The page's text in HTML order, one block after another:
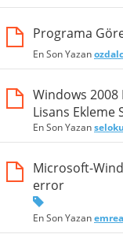
Programa
En Son Yazan
Windows 2008
Lisans Ekleme
En Son Yazan
Microsoft-
error
En Son Yazan